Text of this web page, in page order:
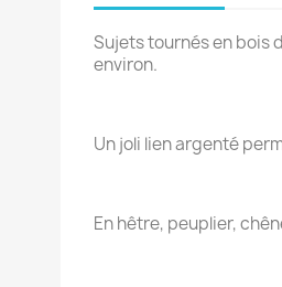
Sujets tournés en bois
environ.
Un joli lien argenté
En hêtre, peuplier,